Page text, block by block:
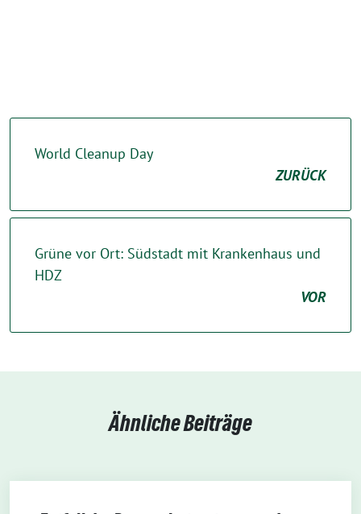
World Cleanup Day
ZURÜCK
Grüne vor Ort: Südstadt mit Krankenhaus und
HDZ
VOR
Ähnliche Beiträge